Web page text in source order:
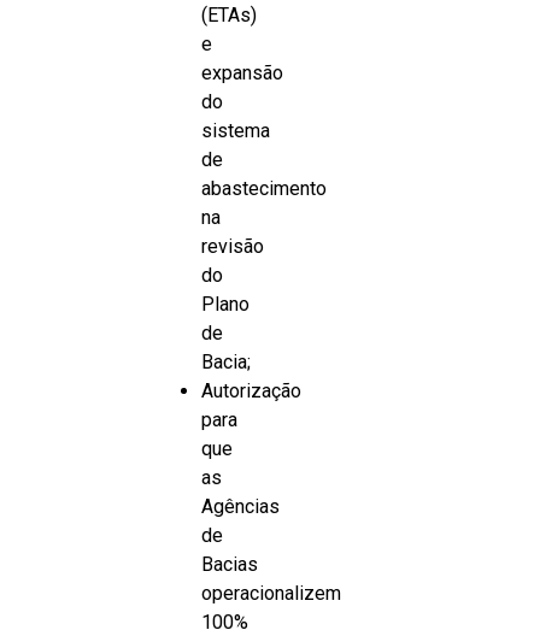
(ETAs)
e
expansão
do
sistema
de
abastecimento
na
revisão
do
Plano
de
Bacia;
Autorização
para
que
as
Agências
de
Bacias
operacionalizem
100%